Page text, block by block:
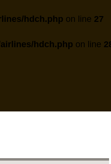
hdch.php on line 27
hdch.php on line